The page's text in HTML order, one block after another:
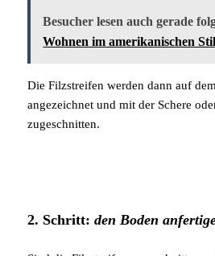
Besucher lesen auch gerade
Wohnen im amerikanischen Stil
Die Filzstreifen werden dann auf
angezeichnet und mit der Schere
zugeschnitten.
2. Schritt:den Boden